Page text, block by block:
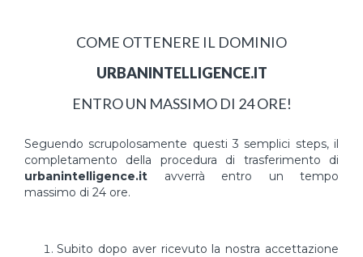
COME OTTENERE IL DOMINIO
URBANINTELLIGENCE.IT
ENTRO UN MASSIMO DI 24 ORE!
Seguendo scrupolosamente questi 3 semplici steps, il
completamento della procedura di trasferimento di
urbanintelligence.it avverrà entro un tempo
massimo di 24 ore.
Subito dopo aver ricevuto la nostra accettazione